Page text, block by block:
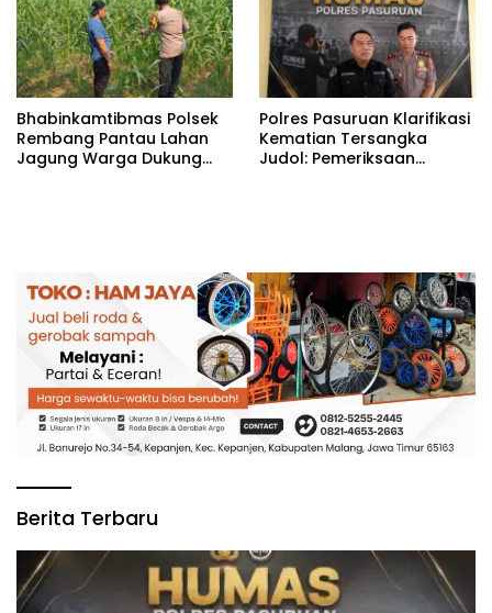
Bhabinkamtibmas Polsek
Rembang Pantau Lahan
Jagung Warga Dukung
Polres Pasuruan Klarifikasi
Kematian Tersangka
Judol: Pemeriksaan
Berita Terbaru